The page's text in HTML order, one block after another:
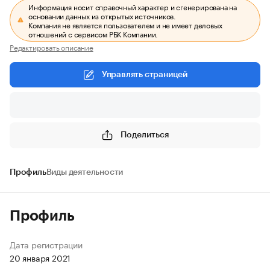
Информация носит справочный характер и сгенерирована на
основании данных из открытых источников.
Компания не является пользователем и не имеет деловых
отношений с сервисом РБК Компании.
Редактировать описание
Управлять страницей
Поделиться
ПрофильВиды деятельности
Профиль
Дата регистрации
20 января 2021